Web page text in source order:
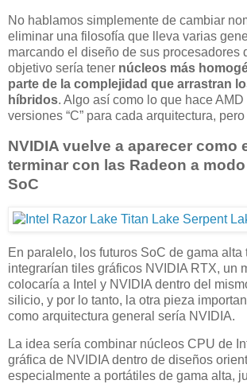
No hablamos simplemente de cambiar
eliminar una filosofía que lleva varias
marcando el diseño de sus procesadores
objetivo sería tener núcleos más
parte de la complejidad que arrastran
híbridos. Algo así como lo que hace
versiones “C” para cada arquitectura,
NVIDIA vuelve a aparecer como
terminar con las Radeon a modo
SoC
En paralelo, los futuros SoC de gama alta
integrarían tiles gráficos NVIDIA RTX, un
colocaría a Intel y NVIDIA dentro del
silicio, y por lo tanto, la otra pieza
como arquitectura general sería NVIDIA.
La idea sería combinar núcleos CPU de
gráfica de NVIDIA dentro de diseños
especialmente a portátiles de gama alta,